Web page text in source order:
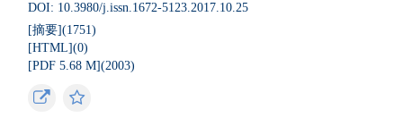
DOI: 10.3980/j.issn.1672-5123.2017.10.25
[摘要](1751)
[HTML](0)
[PDF 5.68 M](2003)